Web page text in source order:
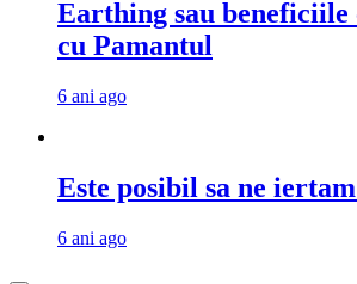
Earthing sau
cu Pamantul
6 ani ago
Este posibil sa ne
6 ani ago